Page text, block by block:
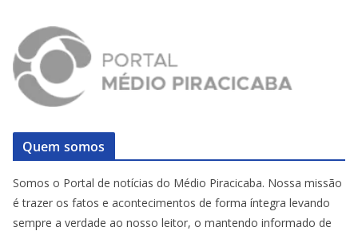
Quem somos
Somos o Portal de notícias do Médio Piracicaba. Nossa missão
é trazer os fatos e acontecimentos de forma íntegra levando
sempre a verdade ao nosso leitor, o mantendo informado de